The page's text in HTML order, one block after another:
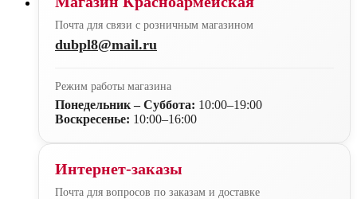
Почта для связи с розничным магазином
dubpl8@mail.ru
Режим работы магазина
Понедельник – Суббота: 10:00–19:00
Воскресенье: 10:00–16:00
Интернет-заказы
Почта для вопросов по заказам и доставке